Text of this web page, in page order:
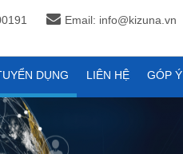
Email: info@kizuna.vn
DỤNG LIÊN HỆ GÓP Ý